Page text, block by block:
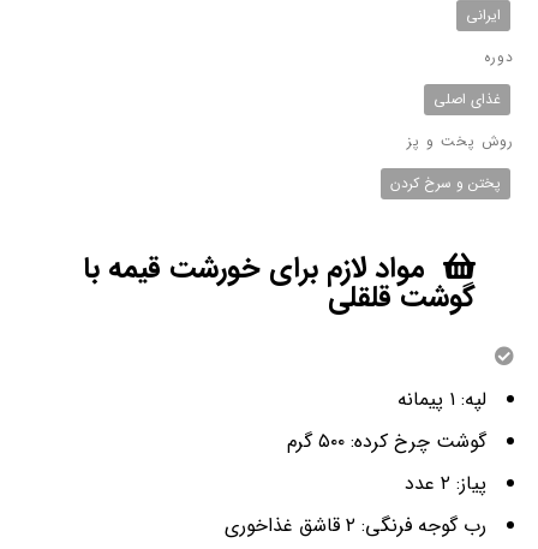
ایرانی
دوره
غذای اصلی
روش پخت و پز
پختن و سرخ کردن
مواد لازم برای خورشت قیمه با
گوشت قلقلی
لپه: ۱ پیمانه
گوشت چرخ کرده: ۵۰۰ گرم
پیاز: ۲ عدد
رب گوجه فرنگی: ۲ قاشق غذاخوری